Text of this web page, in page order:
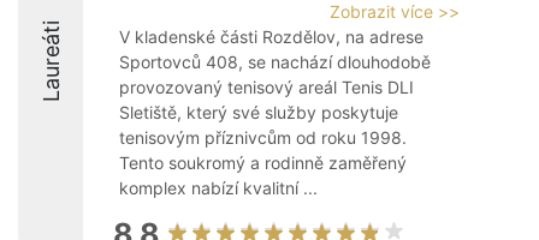
Laureáti
Zobrazit více >>
V kladenské části Rozdělov, na adrese
Sportovců 408, se nachází dlouhodobě
provozovaný tenisový areál Tenis DLI
Sletiště, který své služby poskytuje
tenisovým příznivcům od roku 1998.
Tento soukromý a rodinně zaměřený
komplex nabízí kvalitní ...